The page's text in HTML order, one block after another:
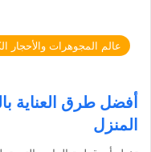
عالم المجوهرات والأحجار
أفضل طرق العناية
المنزل